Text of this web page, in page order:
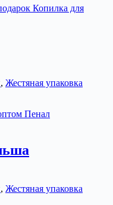
, Жестяная упаковка
, Жестяная упаковка